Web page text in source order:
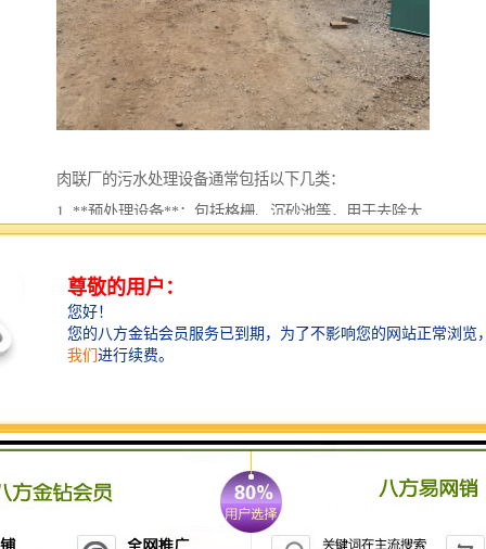
肉联厂的污水处理设备通常包括以下几类：
1. **预处理设备**：包括格栅、沉砂池等，用于去除大
2. **生物处理系统**：常采用活性污泥法、生物膜法
等，利用微生物降解污水中的有机物。
3. **污水厌氧处理设备**：对于高浓度有机污水，可以
中悬浮物的沉淀，从而净化水质。
5. **消毒设备**：常用臭氧、或紫外线进行消毒，确保
出水水质符合相关标准。
6. **污泥处理系统**：对产生的污泥进行脱水、干化等